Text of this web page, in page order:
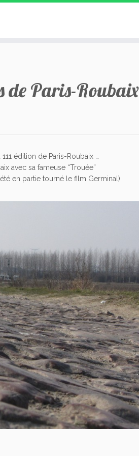
de Paris-Roubaix
édition de Paris-Roubaix …
avec sa fameuse “Trouée”
en partie tourné le film Germinal)